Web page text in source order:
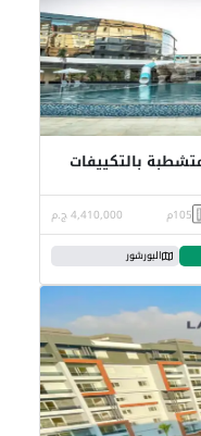
بالتكييفات
105م 4,410,000 ج.م
البورشور